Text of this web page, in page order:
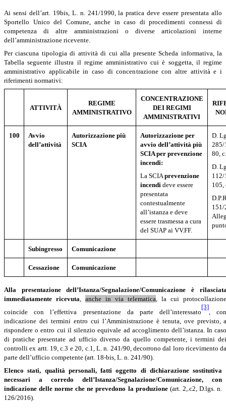
Ai sensi dell’art. 19bis, L. n. 241/1990, la pratica deve essere presentata allo
Sportello Unico del Comune, anche in caso di procedimenti connessi di
competenza di altre amministrazioni o diverse articolazioni interne
dell’amministrazione ricevente.
Per ciascuna tipologia di attività di cui alla presente Scheda informativa, la
Tabella seguente illustra il regime amministrativo cui è soggetta, il regime
amministrativo applicabile in caso di concentrazione con altre attività e i
riferimenti normativi:
ATTIVITÀ
REGIME
AMMINISTRATIVO
CONCENTRAZIONE
DEI REGIMI
AMMINISTRATIVI
100
Avvio
dell’attività
Autorizzazione più
SCIA
Autorizzazione per
avvio dell’attività più
SCIA per prevenzione
incendi:
La SCIAprevenzione
incendi deve essere
presentata
contestualmente
all’istanza e deve
essere trasmessa a cura
del SUAP ai VV.FF.
D.
285/
80,
D.
112/
105,
151/
Subingresso Comunicazione
Cessazione Comunicazione
Alla presentazione dell’Istanza/Segnalazione/Comunicazione è
immediatamente ricevuta ,anche in via telematica , la cui
coincide con l’effettiva presentazione da parte dell’interessato
[3]
,
indicazione dei termini entro cui l’Amministrazione è tenuta, ove previsto,
rispondere o entro cui il silenzio equivale ad accoglimento dell’istanza. In
di pratiche presentate ad ufficio diverso da quello competente, i termini
controlli ex artt. 19, c.3 e 20, c.1, L. n. 241/90, decorrono dal loro ricevimento
parte dell’ufficio competente (art. 18-bis, L. n. 241/90).
Elenco stati, qualità personali, fatti oggetto di dichiarazione sostitutiva
necessari a corredo dell’Istanza/Segnalazione/Comunicazione, con
indicazione delle norme che ne prevedono la produzione(art. 2,.c2, D.lgs. n.
126/2016).